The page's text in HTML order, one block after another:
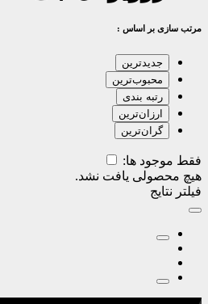
مرتب سازی بر اساس :
جدیدترین
محبوب‌ترین
رتبه بندی
ارزان‌ترین
گران‌ترین
فقط موجود ها:
هیچ محصولی یافت نشد.
فیلتر نتایج